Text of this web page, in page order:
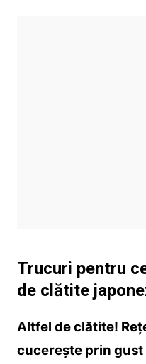
Trucuri pentru
de clătite
Altfel de clătite!
cucerește prin